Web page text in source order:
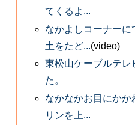
てくるよ...
なかよしコーナーに
土をたど...(video)
東松山ケーブルテレ
た。
なかなかお目にかか
リンを上...